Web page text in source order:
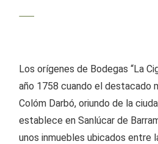
Los orígenes de Bodegas “La
año 1758 cuando el destacado
Colóm Darbó, oriundo de la
establece en Sanlúcar de
unos inmuebles ubicados entre